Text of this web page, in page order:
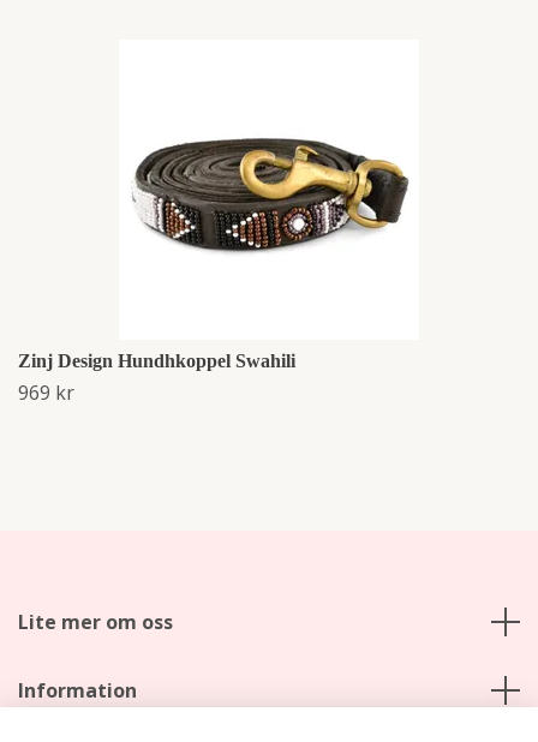
Zinj Design Hundhkoppel Swahili
969 kr
Lite mer om oss
Information